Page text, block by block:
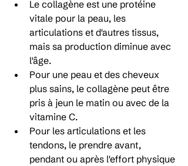
Le collagène est une protéine
vitale pour la peau, les
articulations et d'autres tissus,
mais sa production diminue avec
l'âge.
Pour une peau et des cheveux
plus sains, le collagène peut être
pris à jeun le matin ou avec de la
vitamine C.
Pour les articulations et les
tendons, le prendre avant,
pendant ou après l'effort physique